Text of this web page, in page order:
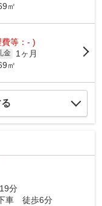
㎡
等：- )
金
1ヶ月
㎡
分
下車 徒歩6分